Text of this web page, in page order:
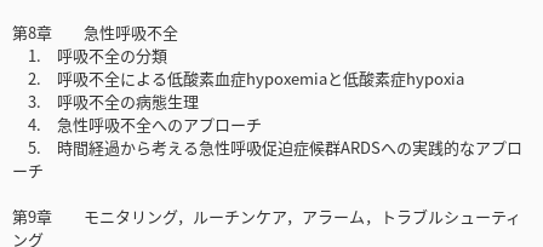
第8章 急性呼吸不全
1. 呼吸不全の分類
2. 呼吸不全による低酸素血症hypoxemiaと低酸素症hypoxia
3. 呼吸不全の病態生理
4. 急性呼吸不全へのアプローチ
5. 時間経過から考える急性呼吸促迫症候群ARDSへの実践的なアプロ
ーチ
第9章 モニタリング，ルーチンケア，アラーム，トラブルシューティ
ング